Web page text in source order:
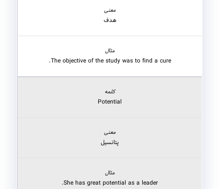
هدف
The objective of the study was to find a cure.
Potential
پتانسیل
She has great potential as a leader.